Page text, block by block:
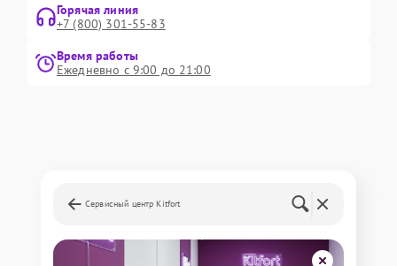
Горячая линия
+7 (800) 301-55-83
Время работы
Ежедневно с 9:00 до 21:00
Сервисный центр Kitfort